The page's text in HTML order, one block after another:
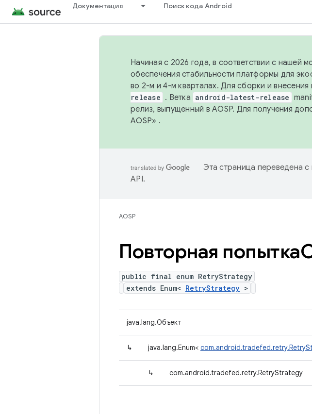
Документация Поиск кода Android
Начиная с 2026 года, в соответствии с нашей
обеспечения стабильности платформы для
во 2-м и 4-м кварталах. Для сборки и внесения
release . Ветка android-latest-release
релиз, выпущенный в AOSP. Для получения
AOSP» .
Эта страница переведена
API.
AOSP
Повторная
public final enum RetryStrategy
extends Enum< RetryStrategy >
java.lang.Объект
↳ java.lang.Enum<
↳ com.android.tradefed.retry.RetryStrategy